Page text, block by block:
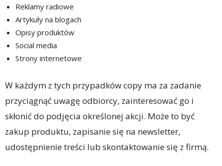
Reklamy radiowe
Artykuły na blogach
Opisy produktów
Social media
Strony internetowe
W każdym z tych przypadków copy ma za zadanie
przyciągnąć uwagę odbiorcy, zainteresować go i
skłonić do podjęcia określonej akcji. Może to być
zakup produktu, zapisanie się na newsletter,
udostępnienie treści lub skontaktowanie się z firmą.